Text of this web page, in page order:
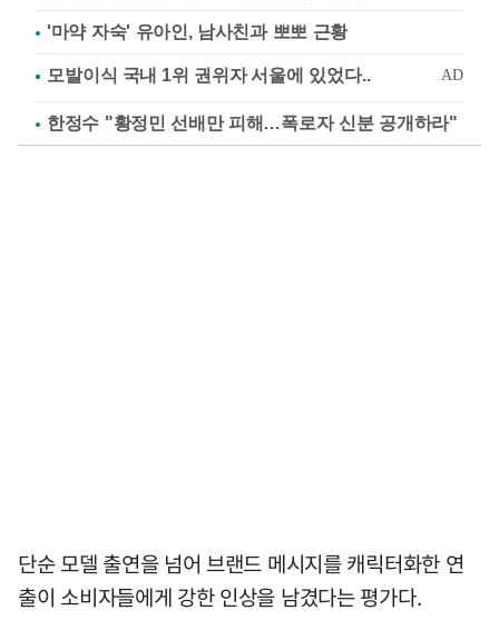
'마약 자숙' 유아인, 남사친과 뽀뽀 근황
한정수 "황정민 선배만 피해…폭로자 신분 공개하라"
단순 모델 출연을 넘어 브랜드 메시지를 캐릭터화한 연
출이 소비자들에게 강한 인상을 남겼다는 평가다.